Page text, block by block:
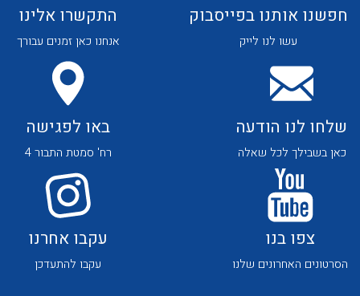
לכל מוצרי היצרן לכל מוצרי היצרן
חפשנו אותנו בפייסבוק
עשו לנו לייק
התקשרו אלינו
אנחנו כאן זמנים עבורך
שלחו לנו הודעה
כאן בשבילך לכל שאלה
באו לפגישה
רח' סמטת התבור 4
צפו בנו
הסרטונים האחרונים שלנו
עקבו אחרנו
עקבו להתעדכן